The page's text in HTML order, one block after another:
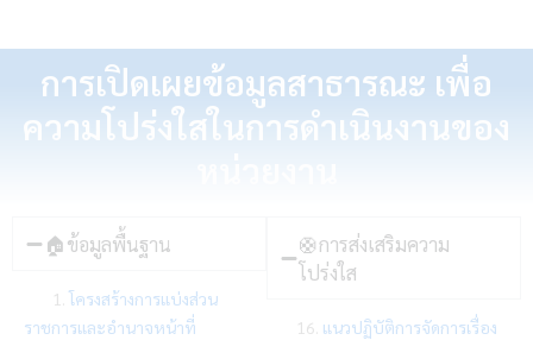
การเปิดเผยข้อมูลสาธารณะ เพื่อ
ความโปร่งใสในการดำเนินงานของ
🏠ข้อมูลพื้นฐาน
1. โครงสร้างการแบ่งส่วน
ราชการและอำนาจหน้าที่
🛟การส่งเสริมความ
โปร่งใส
16. แนวปฏิบัติการจัดการเรื่อง